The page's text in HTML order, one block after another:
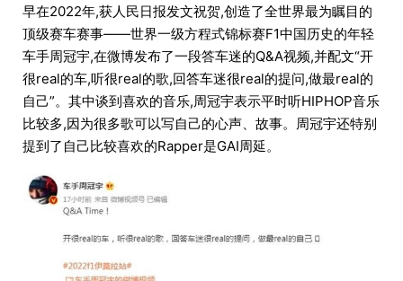
早在2022年,获人民日报发文祝贺,创造了全世界最为瞩目的
顶级赛车赛事——世界一级方程式锦标赛F1中国历史的年轻
车手周冠宇,在微博发布了一段答车迷的Q&A视频,并配文“开
很real的车,听很real的歌,回答车迷很real的提问,做最real的
自己”。其中谈到喜欢的音乐,周冠宇表示平时听HIPHOP音乐
比较多,因为很多歌可以写自己的心声、故事。周冠宇还特别
提到了自己比较喜欢的Rapper是GAI周延。